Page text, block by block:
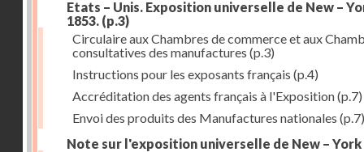
Etats – Unis. Exposition universelle de New –
1853. (p.3)
Circulaire aux Chambres de commerce et aux
consultatives des manufactures (p.3)
Instructions pour les exposants français (p.4)
Accréditation des agents français à l'Exposition(p.7)
Envoi des produits des Manufactures nationales (p.7)
Note sur l'exposition universelle de New – York